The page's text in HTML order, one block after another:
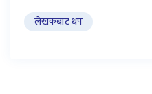
लेखकबाट थप